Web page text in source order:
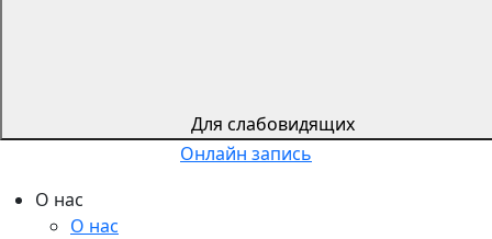
Для слабовидящиx
Онлайн запись
О нас
О нас